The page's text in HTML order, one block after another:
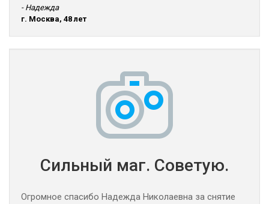
- Надежда
г. Москва, 48 лет
Сильный маг. Советую.
Огромное спасибо Надежда Николаевна за снятие